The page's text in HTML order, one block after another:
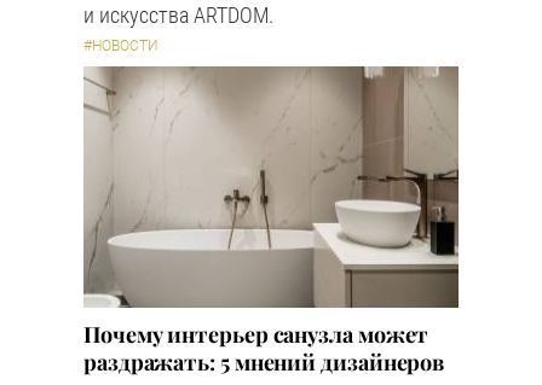
и искусства ARTDOM.
#НОВОСТИ
Почему интерьер санузла может
раздражать: 5 мнений дизайнеров